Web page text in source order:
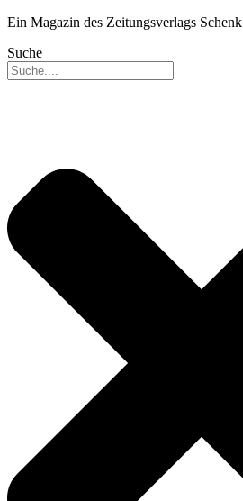
Ein Magazin des Zeitungsverlags Schenk
Suche